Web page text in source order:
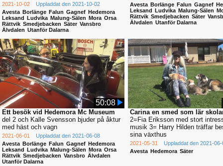
2021-10-02
Uppladdat den 2021-10-02
Avesta Borlänge Falun Gagnef Hedemora
Leksand Ludvika Malung-Sälen Mora Orsa
Rättvik Smedjebacken Säter Vansbro
Älvdalen Utanför Dalarna
Avesta Borlänge Falun Gagnef
Leksand Ludvika Malung-Sälen
Rättvik Smedjebacken Säter
Älvdalen Utanför Dalarna
50:08
Ett besök vid Hedemora Mc Museum
del 2 och Kalle Svensson bjuder på åktur
med häst och vagn
2021-06-01
Uppladdat den 2021-06-08
Avesta Borlänge Falun Gagnef Hedemora
Leksand Ludvika Malung-Sälen Mora Orsa
Rättvik Smedjebacken Vansbro Älvdalen
Utanför Dalarna
Carina en smed som lär
2=Fia Eriksson med stort
musik 3= Harry Hilden träffar
sina växthus
2021-05-31
Uppladdat den 2021-06-
Avesta Hedemora Säter